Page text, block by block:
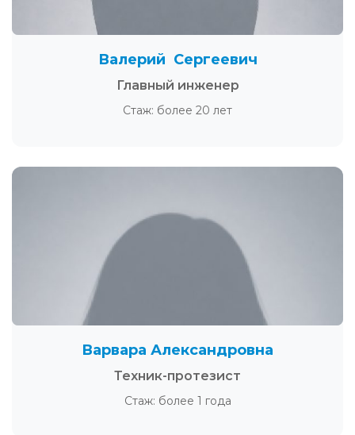
Валерий Сергеевич
Главный инженер
Стаж: более 20 лет
Варвара Александровна
Техник-протезист
Стаж: более 1 года